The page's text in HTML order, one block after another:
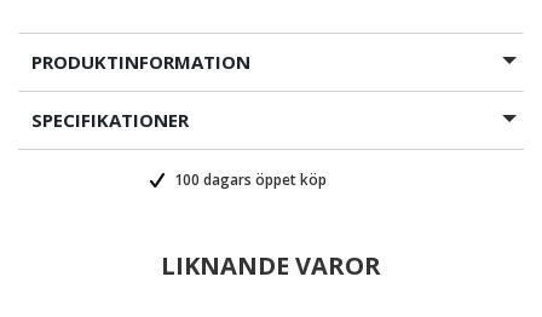
PRODUKTINFORMATION
SPECIFIKATIONER
100 dagars öppet köp
LIKNANDE VAROR